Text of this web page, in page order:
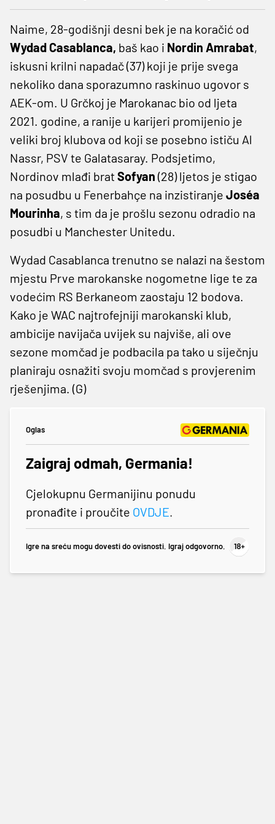
Naime, 28-godišnji desni bek je na koračić od
Wydad Casablanca, baš kao i Nordin Amrabat,
iskusni krilni napadač (37) koji je prije svega
nekoliko dana sporazumno raskinuo ugovor s
AEK-om. U Grčkoj je Marokanac bio od ljeta
2021. godine, a ranije u karijeri promijenio je
veliki broj klubova od koji se posebno ističu Al
Nassr, PSV te Galatasaray. Podsjetimo,
Nordinov mlađi bratSofyan (28) ljetos je stigao
na posudbu u Fenerbahçe na inzistiranje Joséa
Mourinha, s tim da je prošlu sezonu odradio na
posudbi u Manchester Unitedu.
Wydad Casablanca trenutno se nalazi na šestom
mjestu Prve marokanske nogometne lige te za
vodećim RS Berkaneom zaostaju 12 bodova.
Kako je WAC najtrofejniji marokanski klub,
ambicije navijača uvijek su najviše, ali ove
sezone momčad je podbacila pa tako u siječnju
planiraju osnažiti svoju momčad s provjerenim
rješenjima. (G)
Oglas
Zaigraj odmah, Germania!
Cjelokupnu Germanijinu ponudu
pronađite i proučite OVDJE.
Igre na sreću mogu dovesti do ovisnosti. Igraj odgovorno.